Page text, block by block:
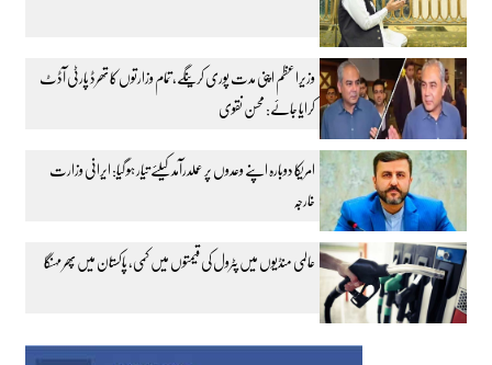
وزیراعظم اپنی مدت پوری کرینگے، تمام وزارتوں کا تھرڈ پارٹی آڈٹ
کرایا جائے: محسن نقوی
امریکا دوبارہ اپنے وعدوں پر عملدرآمد کیلئے تیار ہو گیا: ایرانی وزارت
خارجہ
عالمی منڈیوں میں پٹرول کی قیمتوں میں کمی، پاکستان میں پھر مہنگا